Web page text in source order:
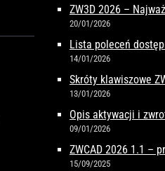
ZW3D 2026 –
20/01/2026
Lista poleceń
14/01/2026
Skróty klawiszowe
13/01/2026
Opis aktywacji i
09/01/2026
ZWCAD 2026 1.1 –
15/09/2025